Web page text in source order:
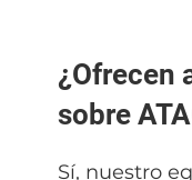
¿Ofrecen
sobre
Sí, nuestro